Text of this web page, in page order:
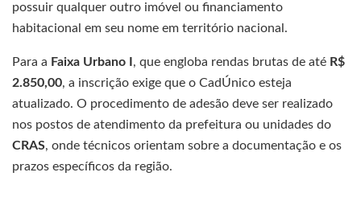
possuir qualquer outro imóvel ou financiamento
habitacional em seu nome em território nacional.
Para a Faixa Urbano I , que engloba rendas brutas de até R$
2.850,00, a inscrição exige que o CadÚnico esteja
atualizado. O procedimento de adesão deve ser realizado
nos postos de atendimento da prefeitura ou unidades do
CRAS, onde técnicos orientam sobre a documentação e os
prazos específicos da região.